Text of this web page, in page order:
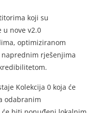
koji su
nove v2.0
optimiziranom
rješenjima
Kolekcija 0 koja će
odabranim